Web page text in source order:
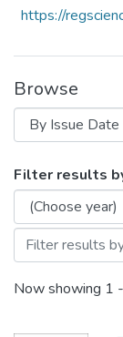
https://
Browse
Browsing
Filter results
Now showing 1